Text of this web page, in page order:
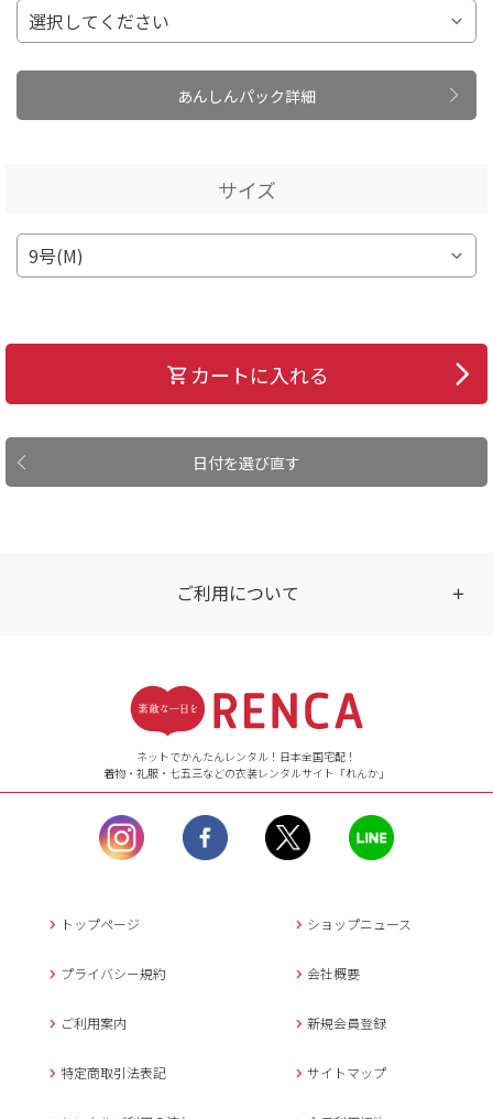
あんしんパック詳細
サイズ
日付を選び直す
カートに入れる
ご利用について
【ご注文（インターネット）】
24時間年中無休
【お問い合わせ窓口（メー
ル）】10:00~17:00
土曜日、日曜日、臨
時休業日を除く。
営業時間外にいただ
返信させていただきま
年末年始、大型連休
メールでのお問い合わせ
ネットでかんたんレンタル！日本全国宅配！
着物・礼服・七五三などの衣装レンタルサイト「れんか」
トップページ ショップニュース
プライバシー規約 会社概要
ご利用案内 新規会員登録
特定商取引法表記 サイトマップ